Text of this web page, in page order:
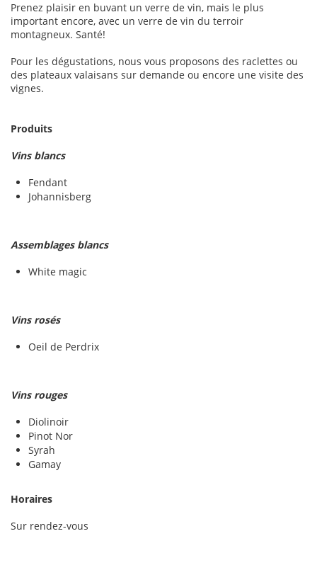
Prenez plaisir en buvant un verre de vin, mais le plus
important encore, avec un verre de vin du terroir
montagneux. Santé!
Pour les dégustations, nous vous proposons des raclettes ou
des plateaux valaisans sur demande ou encore une visite des
vignes.
Produits
Vins blancs
Fendant
Johannisberg
Assemblages blancs
White magic
Vins rosés
Oeil de Perdrix
Vins rouges
Diolinoir
Pinot Nor
Syrah
Gamay
Horaires
Sur rendez-vous